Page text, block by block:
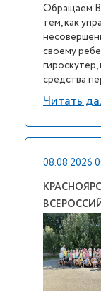
Обращаем
тем, как
своему
средства
Читать
08.08.2026